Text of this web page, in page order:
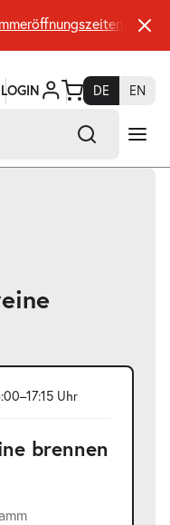
von
LOGIN DE
EN
Uhr
brennen